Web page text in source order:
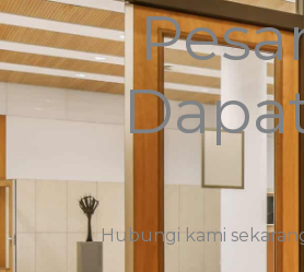
Hubungi kami